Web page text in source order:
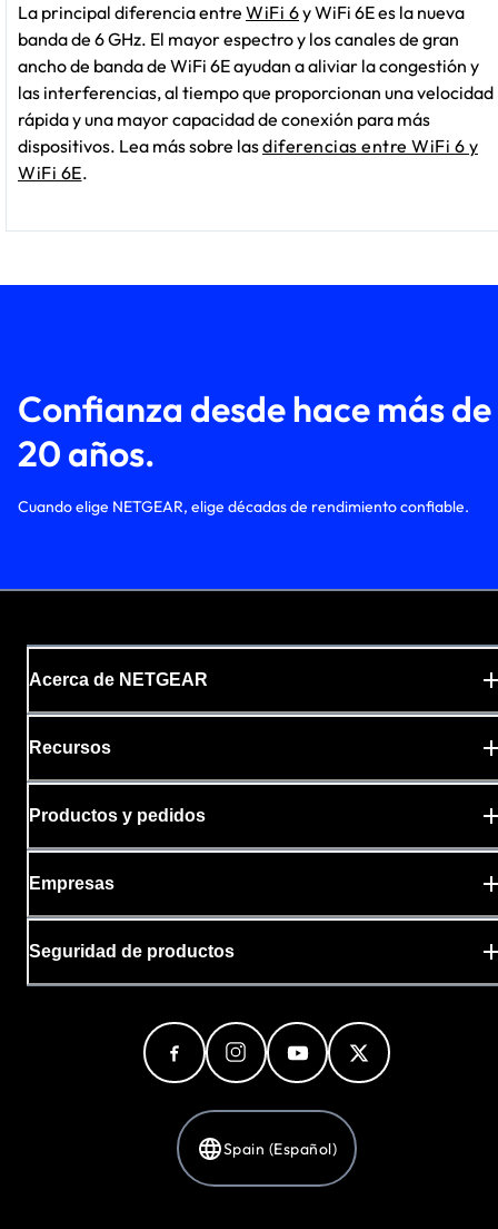
La principal diferencia entre WiFi 6y WiFi 6E es la nueva
banda de 6 GHz. El mayor espectro y los canales de gran
ancho de banda de WiFi 6E ayudan a aliviar la congestión y
las interferencias, al tiempo que proporcionan una velocidad
rápida y una mayor capacidad de conexión para más
dispositivos. Lea más sobre lasdiferencias entre WiFi 6 y
WiFi 6E.
Confianza desde hace más de
20 años.
Cuando elige NETGEAR, elige décadas de rendimiento confiable.
Acerca de NETGEAR
Recursos
Productos y pedidos
Empresas
Seguridad de productos
Spain (Español)